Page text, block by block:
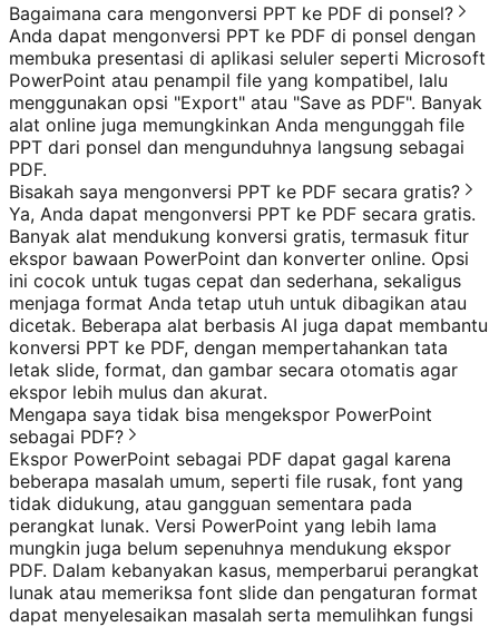
Bagaimana cara mengonversi PPT ke PDF di ponsel?
Anda dapat mengonversi PPT ke PDF di ponsel dengan
membuka presentasi di aplikasi seluler seperti Microsoft
PowerPoint atau penampil file yang kompatibel, lalu
menggunakan opsi "Export" atau "Save as PDF". Banyak
alat online juga memungkinkan Anda mengunggah file
PPT dari ponsel dan mengunduhnya langsung sebagai
PDF.
Bisakah saya mengonversi PPT ke PDF secara gratis?
Ya, Anda dapat mengonversi PPT ke PDF secara gratis.
Banyak alat mendukung konversi gratis, termasuk fitur
ekspor bawaan PowerPoint dan konverter online. Opsi
ini cocok untuk tugas cepat dan sederhana, sekaligus
menjaga format Anda tetap utuh untuk dibagikan atau
dicetak. Beberapa alat berbasis AI juga dapat membantu
konversi PPT ke PDF, dengan mempertahankan tata
letak slide, format, dan gambar secara otomatis agar
ekspor lebih mulus dan akurat.
Mengapa saya tidak bisa mengekspor PowerPoint
sebagai PDF?
Ekspor PowerPoint sebagai PDF dapat gagal karena
beberapa masalah umum, seperti file rusak, font yang
tidak didukung, atau gangguan sementara pada
perangkat lunak. Versi PowerPoint yang lebih lama
mungkin juga belum sepenuhnya mendukung ekspor
PDF. Dalam kebanyakan kasus, memperbarui perangkat
lunak atau memeriksa font slide dan pengaturan format
dapat menyelesaikan masalah serta memulihkan fungsi